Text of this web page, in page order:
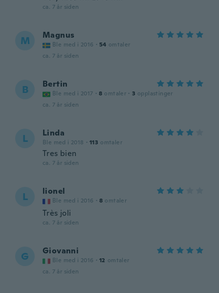
ca. 7 år siden
M Magnus
Ble med i 2016 · 54 omtaler
ca. 7 år siden
B Bertin
Ble med i 2017 · 8 omtaler · 3 opplastinger
ca. 7 år siden
L Linda
Ble med i 2018 · 113 omtaler
Tres bien
ca. 7 år siden
L lionel
Ble med i 2016 · 8 omtaler
Très joli
ca. 7 år siden
G Giovanni
Ble med i 2016 · 12 omtaler
ca. 7 år siden